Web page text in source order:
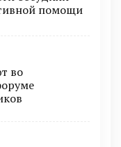
помощи
во